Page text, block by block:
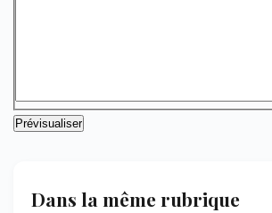
Dans la même rubrique